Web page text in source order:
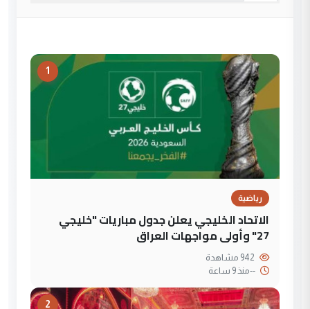
1
رياضية
الاتحاد الخليجي يعلن جدول مباريات "خليجي
27" وأولى مواجهات العراق
--منذ 9 ساعة
2